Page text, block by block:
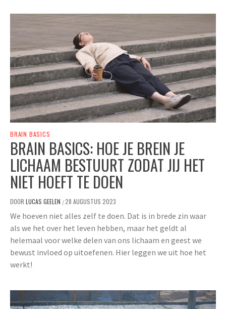
BRAIN BASICS
BRAIN BASICS: HOE JE BREIN JE
LICHAAM BESTUURT ZODAT JIJ HET
NIET HOEFT TE DOEN
DOOR LUCAS GEELEN /28 AUGUSTUS 2023
We hoeven niet alles zelf te doen. Dat is in brede zin waar
als we het over het leven hebben, maar het geldt al
helemaal voor welke delen van ons lichaam en geest we
bewust invloed op uitoefenen. Hier leggen we uit hoe het
werkt!